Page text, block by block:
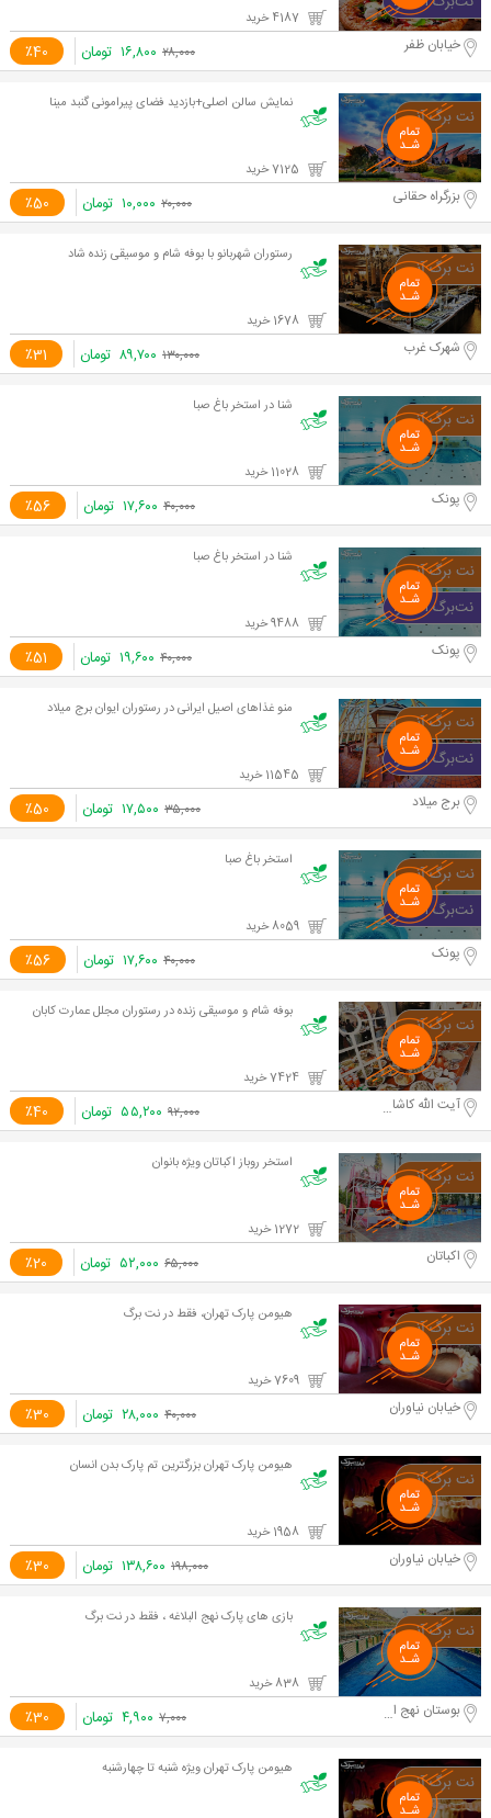
٪40 خیابان ظفر ۲۸,۰۰۰ ۱۶,۸۰۰ تومان
نمایش سالن اصلی+بازدید فضای پیرامونی گنبد مینا
٪50 بزرگراه حقانی ۲۰,۰۰۰ ۱۰,۰۰۰ تومان
رستوران شهربانو با بوفه شام و موسیقی زنده شاد
٪31 شهرک غرب ۱۳۰,۰۰۰ ۸۹,۷۰۰ تومان
شنا در استخر باغ صبا
٪56 پونک ۴۰,۰۰۰ ۱۷,۶۰۰ تومان
شنا در استخر باغ صبا
٪51 پونک ۴۰,۰۰۰ ۱۹,۶۰۰ تومان
منو غذاهای اصیل ایرانی در رستوران ایوان برج میلاد
٪50 برج میلاد ۳۵,۰۰۰ ۱۷,۵۰۰ تومان
استخر باغ صبا
٪56 پونک ۴۰,۰۰۰ ۱۷,۶۰۰ تومان
بوفه شام و موسیقی زنده در رستوران مجلل عمارت کابان
٪40 آیت الله کاشانی ۹۲,۰۰۰ ۵۵,۲۰۰ تومان
استخر روباز اکباتان ویژه بانوان
٪20 اکباتان ۶۵,۰۰۰ ۵۲,۰۰۰ تومان
هیومن پارک تهران، فقط در نت برگ
٪30 خیابان نیاوران ۴۰,۰۰۰ ۲۸,۰۰۰ تومان
هیومن پارک تهران بزرگترین تم پارک بدن انسان
٪30 خیابان نیاوران ۱۹۸,۰۰۰ ۱۳۸,۶۰۰ تومان
بازی های پارک نهج البلاغه ، فقط در نت برگ
٪30 بوستان نهج البلاغه ۷,۰۰۰ ۴,۹۰۰ تومان
هیومن پارک تهران ویژه شنبه تا چهارشنبه